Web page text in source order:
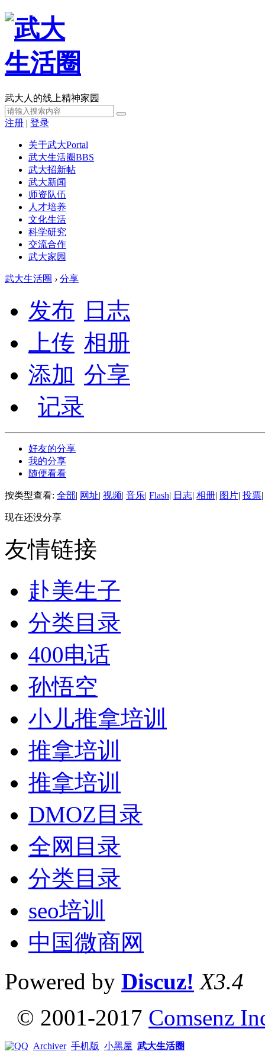
武大人的线上精神家园
注册 | 登录
关于武大Portal
武大生活圈BBS
武大招新帖
武大新闻
师资队伍
人才培养
文化生活
科学研究
交流合作
武大家园
武大生活圈 › 分享
发布
日志
上传 相册
添加 分享
记录
好友的分享
我的分享
随便看看
按类型查看: 全部| 网址| 视频| 音乐| Flash| 日志| 相册| 图片| 投票|
现在还没分享
友情链接
赴美生子
分类目录
400电话
孙悟空
小儿推拿培训
推拿培训
推拿培训
DMOZ目录
全网目录
分类目录
seo培训
中国微商网
Powered by Discuz! X3.4
© 2001-2017 Comsenz
Archiver 手机版 小黑屋 武大生活圈